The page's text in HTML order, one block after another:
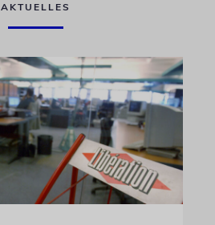
AKTUELLES